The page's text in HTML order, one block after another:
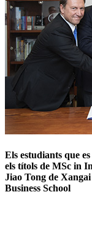
Els estudiants que
els títols de MSc in
Jiao Tong de
Business School